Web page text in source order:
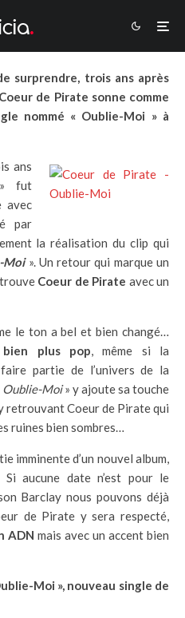
surprendre, trois ans après
de Pirate sonne comme
nommé « Oublie-Moi » à
ans
» fut
avec
par
la réalisation du clip qui
Moi». Un retour qui marque un
Coeur de Pirate avec un
le ton a bel et bien changé…
bien plus pop, même si la
partie de l’univers de la
Oublie-Moi» y ajoute sa touche
retrouvant Coeur de Pirate qui
ruines bien sombres…
imminente d’un nouvel album,
aucune date n’est pour le
Barclay nous pouvons déjà
de Pirate y sera respecté,
ADN mais avec un accent bien
Moi », nouveau single de